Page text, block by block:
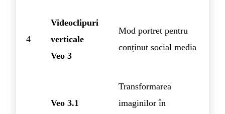
4
Videoclipuri
verticale
Veo 3
Mod portret pentru
conținut social media
Veo 3.1
Transformarea
imaginilor în